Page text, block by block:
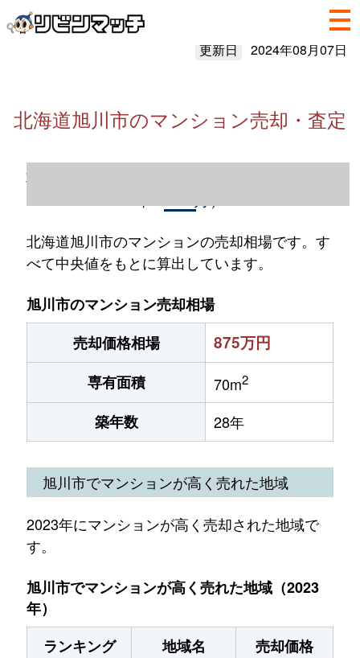
更新日 2024年08月07日
北海道旭川市のマンション売却・査定
北海道旭川市のマンション売却情報（2023
北海道旭川市のマンションの売却相場です。す
べて中央値をもとに算出しています。
旭川市のマンション売却相場
売却価格相場
875万円
専有面積 70m2
築年数 28年
旭川市でマンションが高く売れた地域
2023年にマンションが高く売却された地域で
す。
旭川市でマンションが高く売れた地域（2023
年）
ランキング
地域名
売却価格